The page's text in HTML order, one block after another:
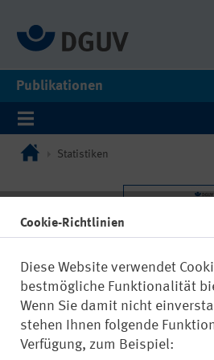
Publikationen
Statistiken
Cookie-Richtlinien
Diese Website verwendet
bestmögliche Funktionalität
Wenn Sie damit nicht
stehen Ihnen folgende
Verfügung, zum Beispiel: